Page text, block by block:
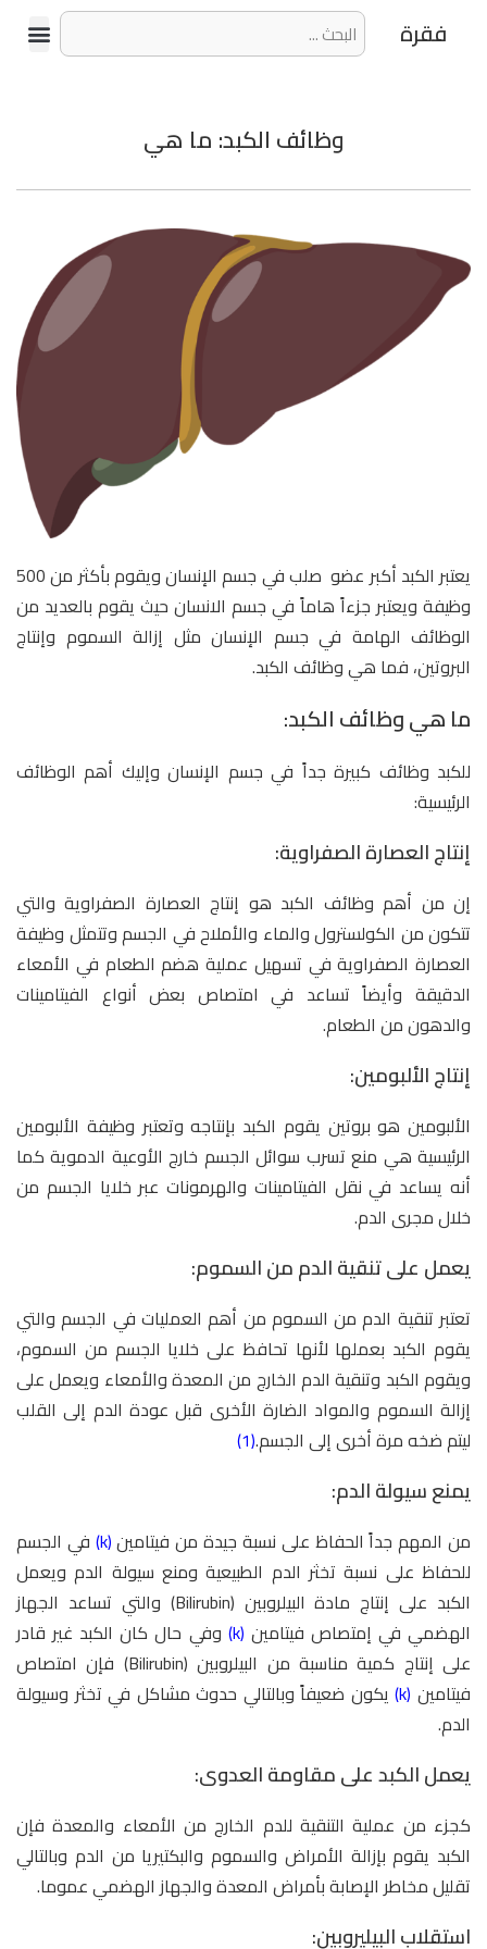
فقرة
وظائف الكبد: ما هي
يعتبر الكبد أكبر عضو صلب في جسم الإنسان ويقوم بأكثر من 500
وظيفة ويعتبر جزءاً هاماً في جسم الانسان حيث يقوم بالعديد من
الوظائف الهامة في جسم الإنسان مثل إزالة السموم وإنتاج
البروتين، فما هي وظائف الكبد.
ما هي وظائف الكبد:
للكبد وظائف كبيرة جداً في جسم الإنسان وإليك أهم الوظائف
الرئيسية:
إنتاج العصارة الصفراوية:
إن من أهم وظائف الكبد هو إنتاج العصارة الصفراوية والتي
تتكون من الكولسترول والماء والأملاح في الجسم وتتمثل وظيفة
العصارة الصفراوية في تسهيل عملية هضم الطعام في الأمعاء
الدقيقة وأيضاً تساعد في امتصاص بعض أنواع الفيتامينات
والدهون من الطعام.
إنتاج الألبومين:
الألبومين هو بروتين يقوم الكبد بإنتاجه وتعتبر وظيفة الألبومين
الرئيسية هي منع تسرب سوائل الجسم خارج الأوعية الدموية كما
أنه يساعد في نقل الفيتامينات والهرمونات عبر خلايا الجسم من
خلال مجرى الدم.
يعمل على تنقية الدم من السموم:
تعتبر تنقية الدم من السموم من أهم العمليات في الجسم والتي
يقوم الكبد بعملها لأنها تحافظ على خلايا الجسم من السموم،
ويقوم الكبد وتنقية الدم الخارج من المعدة والأمعاء ويعمل على
إزالة السموم والمواد الضارة الأخرى قبل عودة الدم إلى القلب
ليتم ضخه مرة أخرى إلى الجسم.(1)
يمنع سيولة الدم:
من المهم جداً الحفاظ على نسبة جيدة من فيتامين(k) في الجسم
للحفاظ على نسبة تخثر الدم الطبيعية ومنع سيولة الدم ويعمل
الكبد على إنتاج مادة البيلروبين (Bilirubin) والتي تساعد الجهاز
الهضمي في إمتصاص فيتامين (k) وفي حال كان الكبد غير قادر
على إنتاج كمية مناسبة من البيلروبين (Bilirubin) فإن امتصاص
فيتامين (k) يكون ضعيفاً وبالتالي حدوث مشاكل في تخثر وسيولة
الدم.
يعمل الكبد على مقاومة العدوى:
كجزء من عملية التنقية للدم الخارج من الأمعاء والمعدة فإن
الكبد يقوم بإزالة الأمراض والسموم والبكتيريا من الدم وبالتالي
تقليل مخاطر الإصابة بأمراض المعدة والجهاز الهضمي عموما.
استقلاب البيليروبين: